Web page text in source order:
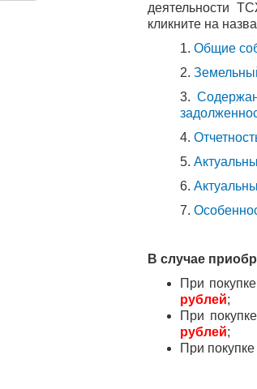
деятельности
кликните на
1. Общие
2.
3.
4.
5.
6.
7.
В случае
При
рублей;
При
рублей;
При